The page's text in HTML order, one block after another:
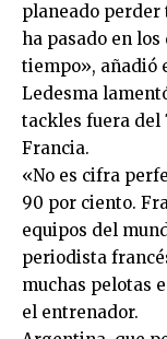
planeado perder
ha pasado en
tiempo», añadió
Ledesma
tackles fuera del
Francia.
«No es cifra
90 por ciento.
equipos del
periodista
muchas pelotas
el entrenador.